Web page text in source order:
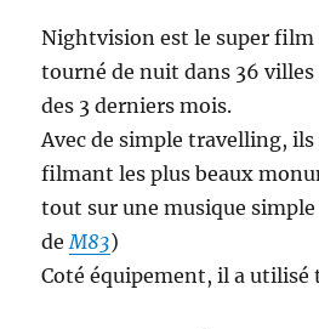
Nightvision est le super
tourné de nuit dans 36 villes
des 3 derniers mois.
Avec de simple travelling,
filmant les plus beaux
tout sur une musique
de M83)
Coté équipement, il a utilisé